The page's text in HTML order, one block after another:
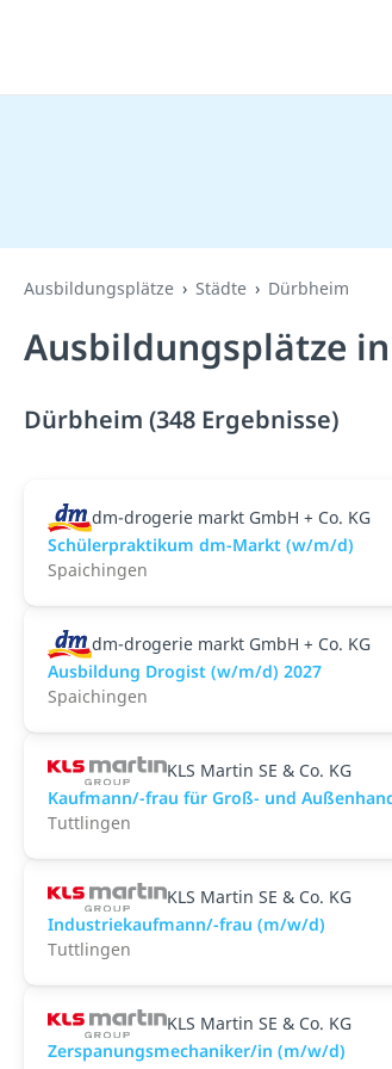
Ausbildungsplätze Städte Dürbheim
Ausbildungsplätze
Dürbheim (348 Ergebnisse)
dm-drogerie markt GmbH + Co. KG
Schülerpraktikum dm-Markt (w/m/d)
Spaichingen
dm-drogerie markt GmbH + Co. KG
Ausbildung Drogist (w/m/d) 2027
Spaichingen
KLS Martin SE & Co. KG
Kaufmann/-frau für Groß- und
Tuttlingen
KLS Martin SE & Co. KG
Industriekaufmann/-frau (m/w/d)
Tuttlingen
KLS Martin SE & Co. KG
Zerspanungsmechaniker/in (m/w/d)